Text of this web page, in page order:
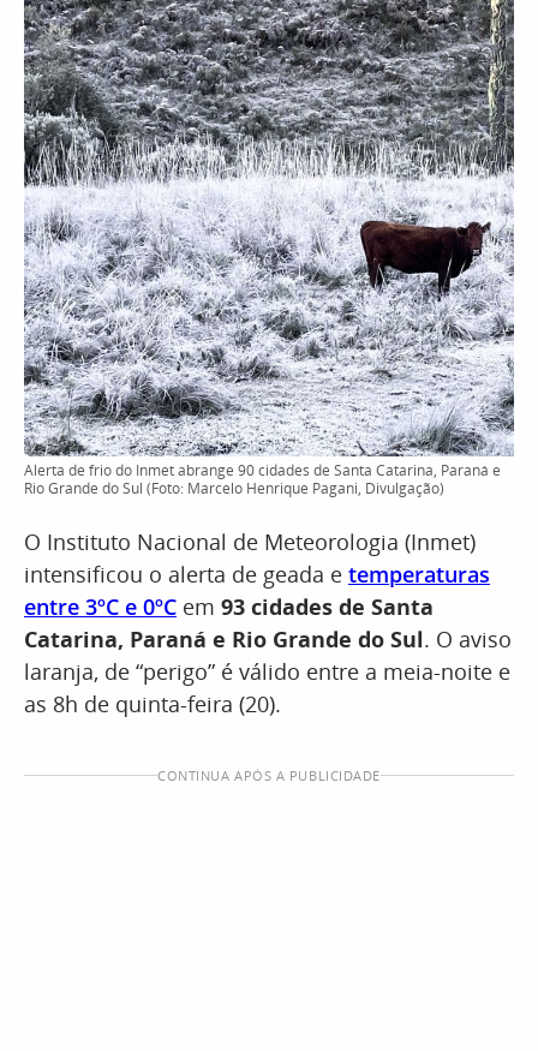
Alerta de frio do Inmet abrange 90 cidades de Santa Catarina, Paraná e
Rio Grande do Sul (Foto: Marcelo Henrique Pagani, Divulgação)
O Instituto Nacional de Meteorologia (Inmet)
intensificou o alerta de geada e temperaturas
entre 3ºC e 0ºC em 93 cidades de Santa
Catarina, Paraná e Rio Grande do Sul. O aviso
laranja, de “perigo” é válido entre a meia-noite e
as 8h de quinta-feira (20).
CONTINUA APÓS A PUBLICIDADE